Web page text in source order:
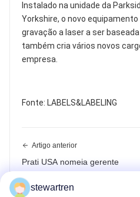
Instalado na unidade da
Yorkshire, o novo
gravação a laser a ser
também cria vários novos
empresa.
Fonte: LABELS&LABELING
Artigo anterior
Prati USA nomeia gerente
No Next Post
stewartren